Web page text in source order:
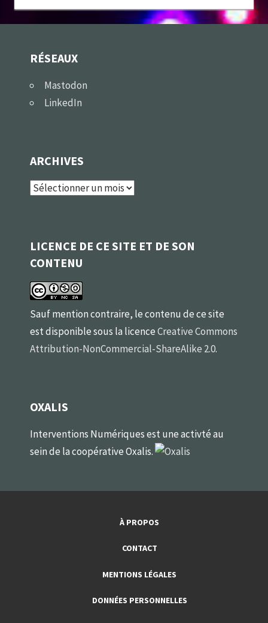
RÉSEAUX
Mastodon
LinkedIn
ARCHIVES
Archives
LICENCE DE CE SITE ET DE SON
CONTENU
Sauf mention contraire, le contenu de ce site
est disponible sous la licenceCreative Commons
Attribution-NonCommercial-ShareAlike 2.0.
OXALIS
Interventions Numériques est une activté au
sein de la coopérative Oxalis.
À PROPOS
CONTACT
MENTIONS LÉGALES
DONNÉES PERSONNELLES